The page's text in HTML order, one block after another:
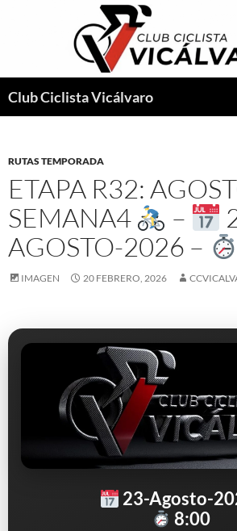
Club Ciclista Vicálvaro
RUTAS TEMPORADA
ETAPA R32:
SEMANA4
–
AGOSTO-2026 –
IMAGEN 20 FEBRERO, 2026
23-Agosto-
8:00